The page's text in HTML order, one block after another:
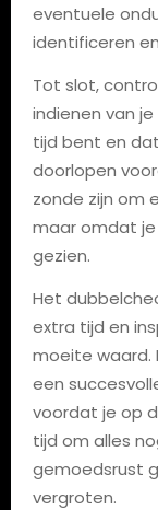
eventuele
identificeren
Tot slot,
indienen van
tijd bent en
doorlopen
zonde zijn om
maar omdat
gezien.
Het
extra tijd en
moeite waard.
een
voordat je op
tijd om alles
gemoedsrust
vergroten.